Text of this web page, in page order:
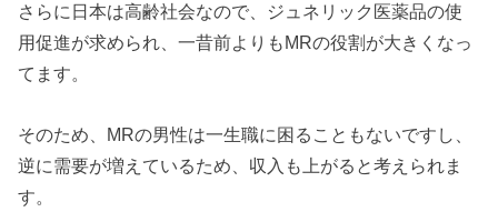
さらに日本は高齢社会なので、ジュネリック医薬品の使
用促進が求められ、一昔前よりもMRの役割が大きくなっ
てます。
そのため、MRの男性は一生職に困ることもないですし、
逆に需要が増えているため、収入も上がると考えられま
す。